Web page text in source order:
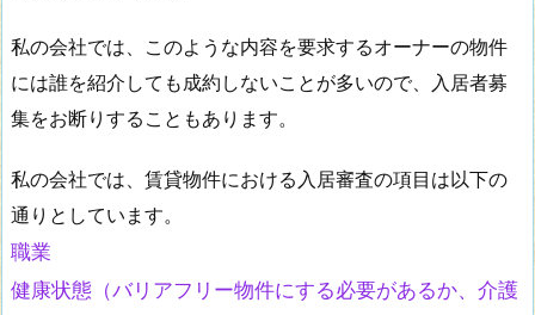
私の会社では、このような内容を要求するオーナーの物件
には誰を紹介しても成約しないことが多いので、入居者募
集をお断りすることもあります。
私の会社では、賃貸物件における入居審査の項目は以下の
通りとしています。
職業
健康状態（バリアフリー物件にする必要があるか、介護